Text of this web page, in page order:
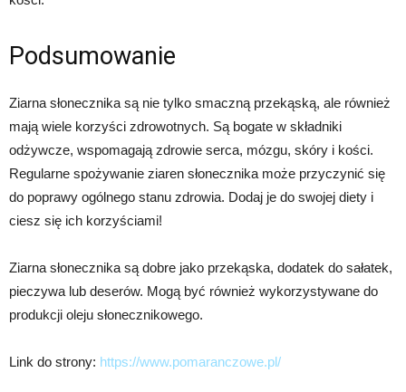
Podsumowanie
Ziarna słonecznika są nie tylko smaczną przekąską, ale również
mają wiele korzyści zdrowotnych. Są bogate w składniki
odżywcze, wspomagają zdrowie serca, mózgu, skóry i kości.
Regularne spożywanie ziaren słonecznika może przyczynić się
do poprawy ogólnego stanu zdrowia. Dodaj je do swojej diety i
ciesz się ich korzyściami!
Ziarna słonecznika są dobre jako przekąska, dodatek do sałatek,
pieczywa lub deserów. Mogą być również wykorzystywane do
produkcji oleju słonecznikowego.
Link do strony: https://www.pomaranczowe.pl/